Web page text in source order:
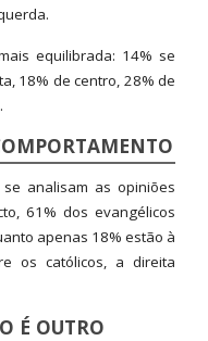
equilibrada: 14% se
18% de centro, 28% de
analisam as opiniões
61% dos evangélicos
apenas 18% estão à
os católicos, a direita
É OUTRO